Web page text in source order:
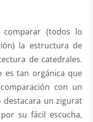
(todos lo
la estructura de
de catedrales.
es tan orgánica que
con un
un zigurat
su fácil escucha,